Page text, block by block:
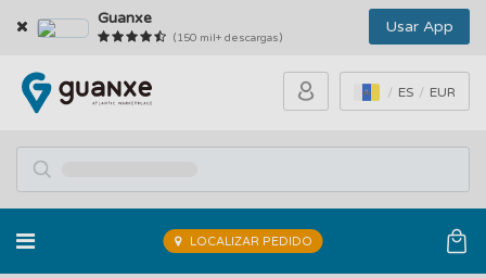
Guanxe
(150 mil+ descargas)
Usar App
ES EUR
LOCALIZAR PEDIDO